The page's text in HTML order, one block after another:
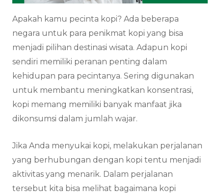
Apakah kamu pecinta kopi? Ada beberapa
negara untuk para penikmat kopi yang bisa
menjadi pilihan destinasi wisata. Adapun kopi
sendiri memiliki peranan penting dalam
kehidupan para pecintanya. Sering digunakan
untuk membantu meningkatkan konsentrasi,
kopi memang memiliki banyak manfaat jika
dikonsumsi dalam jumlah wajar.
Jika Anda menyukai kopi, melakukan perjalanan
yang berhubungan dengan kopi tentu menjadi
aktivitas yang menarik. Dalam perjalanan
tersebut kita bisa melihat bagaimana kopi